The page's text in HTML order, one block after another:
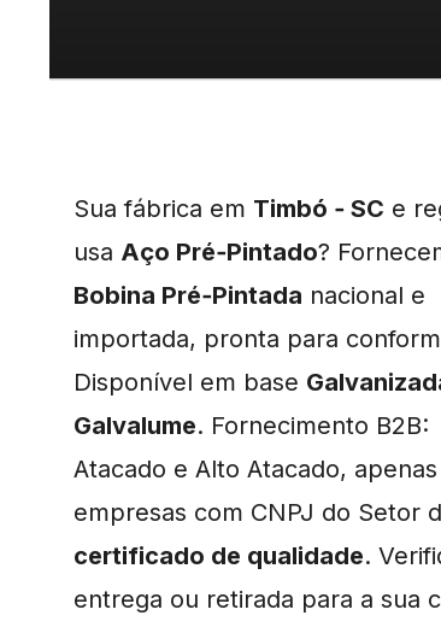
Sua fábrica em Timbó ‑ SC e
usa Aço Pré‑Pintado?
Bobina Pré‑Pintada nacional e
importada, pronta para
Disponível em base
Galvalume. Fornecimento B2B:
Atacado e Alto Atacado,
empresas com CNPJ do Setor
certificado de qualidade.
entrega ou retirada para a sua